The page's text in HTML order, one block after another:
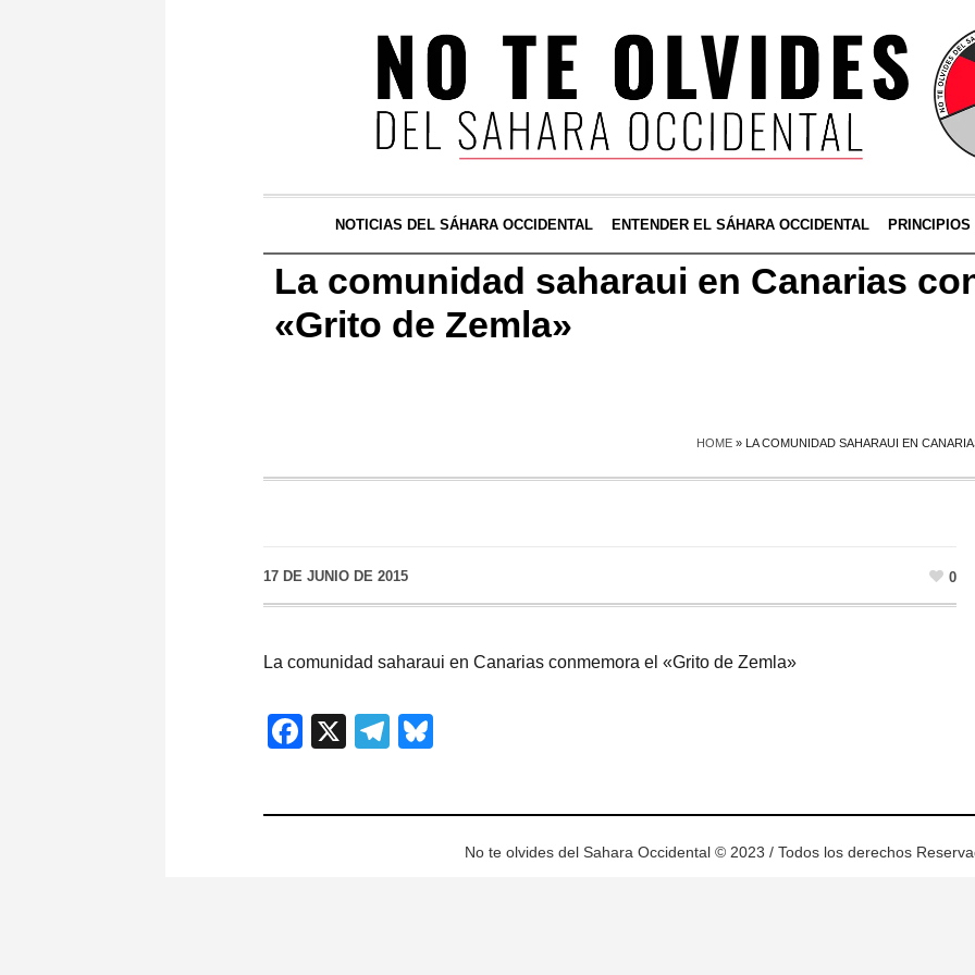
NOTICIAS DEL SÁHARA OCCIDENTAL ENTENDER EL SÁHARA OCCIDENTAL
La comunidad saharaui en Canarias
«Grito de Zemla»
HOME » LA COMUNIDAD SAHARAUI EN
17 DE JUNIO DE 2015 0
La comunidad saharaui en Canarias conmemora el «Grito de Zemla»
Facebook
X Telegram
No te olvides del Sahara Occidental © 2023 / Todos los derechos